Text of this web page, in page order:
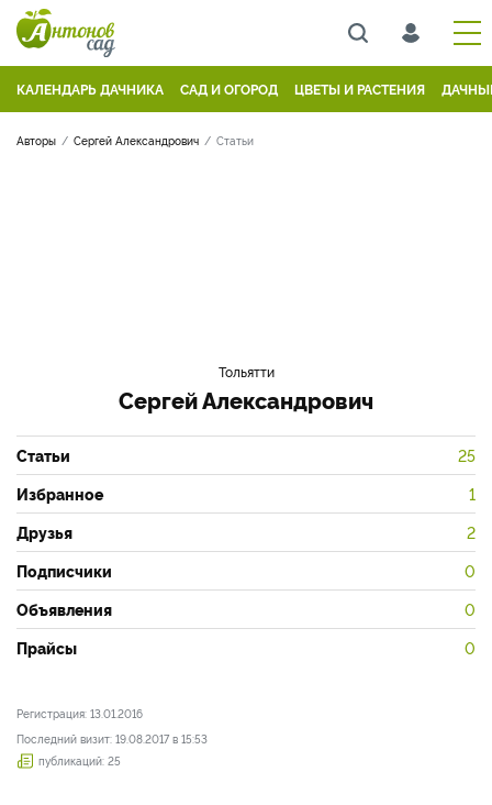
КАЛЕНДАРЬ ДАЧНИКА САД И ОГОРОД ЦВЕТЫ И РАСТЕНИЯ
Авторы Сергей Александрович Статьи
Тольятти
Сергей Александрович
Статьи 25
Избранное 1
Друзья 2
Подписчики 0
Объявления 0
Прайсы 0
Регистрация: 13.01.2016
Последний визит: 19.08.2017 в 15:53
публикаций: 25